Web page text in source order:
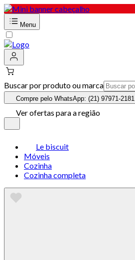
Menu
Buscar por produto ou marca
Compre pelo WhatsApp: (21) 97971-2181
Ver ofertas para a região
Le biscuit
Móveis
Cozinha
Cozinha completa